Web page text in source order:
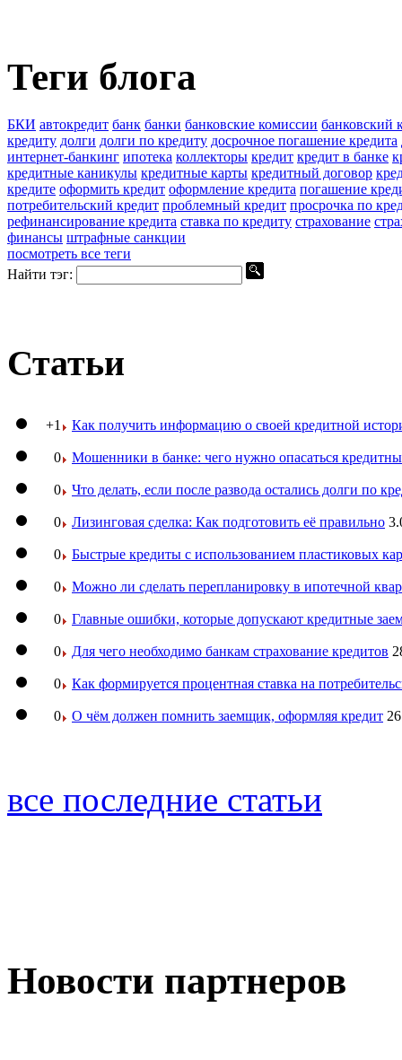
Теги блога
БКИ автокредит банк банки банковские комиссии банковский
кредиту долги долги по кредиту досрочное погашение кредита
интернет-банкинг ипотека коллекторы кредит кредит в банке
кредитные каникулы кредитные карты кредитный договор
кредите оформить кредит оформление кредита погашение
потребительский кредит проблемный кредит просрочка по
рефинансирование кредита ставка по кредиту страхование
финансы штрафные санкции
посмотреть все теги
Найти тэг:
Статьи
+1 Как получить информацию о своей кредитной
0 Мошенники в банке: чего нужно опасаться
0 Что делать, если после развода остались долги по
0 Лизинговая сделка: Как подготовить её правильно
0 Быстрые кредиты с использованием пластиковых
0 Можно ли сделать перепланировку в ипотечной
0 Главные ошибки, которые допускают кредитные
0 Для чего необходимо банкам страхование кредитов
0 Как формируется процентная ставка на
0 О чём должен помнить заемщик, оформляя кредит
все последние статьи
Новости партнеров